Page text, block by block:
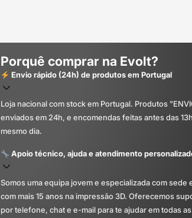
Porquê comprar na Evolt?
Envio rápido (24h) de produtos em Portugal
Loja nacional com stock em Portugal. Produtos
enviados em 24h, e encomendas feitas antes das
mesmo dia.
Apoio técnico, ajuda e atendimento
Somos uma equipa jovem e especializada com sede
com mais 15 anos na impressão 3D. Oferecemos
por telefone, chat e e-mail para te ajudar em todas